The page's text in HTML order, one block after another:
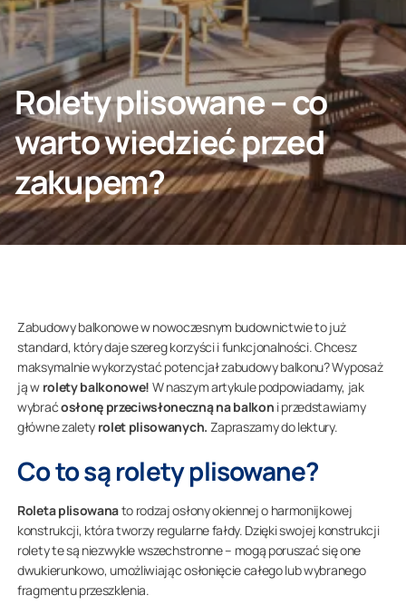
Klient indywidualny
O nas
SKONTAKTUJ SIĘ Z NAMI
Rolety plisowane – co
warto wiedzieć przed
zakupem?
Zabudowy balkonowe w nowoczesnym budownictwie to już
standard, który daje szereg korzyści i funkcjonalności. Chcesz
maksymalnie wykorzystać potencjał zabudowy balkonu? Wyposaż
ją w rolety balkonowe! W naszym artykule podpowiadamy, jak
wybraćosłonę przeciwsłoneczną na balkon i przedstawiamy
główne zalety rolet plisowanych. Zapraszamy do lektury.
Co to są rolety plisowane?
Roleta plisowanato rodzaj osłony okiennej o harmonijkowej
konstrukcji, która tworzy regularne fałdy. Dzięki swojej konstrukcji
rolety te są niezwykle wszechstronne – mogą poruszać się one
dwukierunkowo, umożliwiając osłonięcie całego lub wybranego
fragmentu przeszklenia.